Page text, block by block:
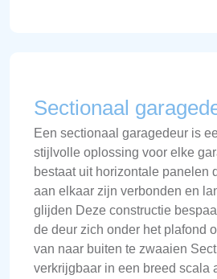
Sectionaal
Een sectionaal garagedeur is
stijlvolle oplossing voor elke
bestaat uit horizontale panelen
aan elkaar zijn verbonden en
glijden Deze constructie
de deur zich onder het plafond
van naar buiten te zwaaien
verkrijgbaar in een breed scala